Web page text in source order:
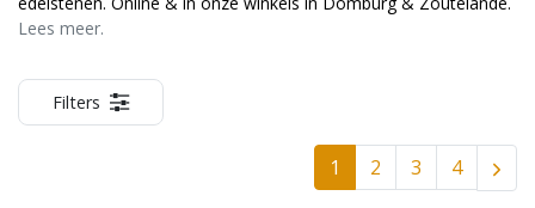
Lees meer.
Filters
1 2 3 4